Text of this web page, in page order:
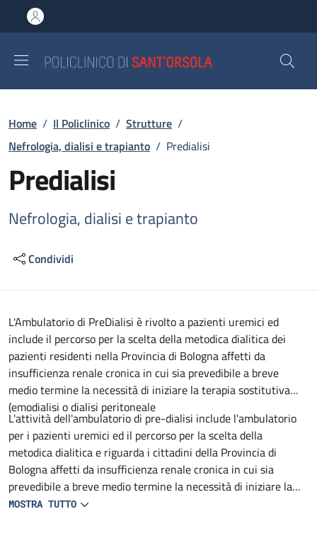
al contenuto principale
to footer content
Briciole di pane
Home / Il Policlinico / Strutture /
Nefrologia, dialisi e trapianto / Predialisi
Predialisi
Nefrologia, dialisi e trapianto
Condividi
Descrizione
L'Ambulatorio di PreDialisi è rivolto a pazienti uremici ed
include il percorso per la scelta della metodica dialitica dei
pazienti residenti nella Provincia di Bologna affetti da
insufficienza renale cronica in cui sia prevedibile a breve
medio termine la necessità di iniziare la terapia sostitutiva
(emodialisi o dialisi peritoneale
L'attività dell'ambulatorio di pre-dialisi include l'ambulatorio
per i pazienti uremici ed il percorso per la scelta della
metodica dialitica e riguarda i cittadini della Provincia di
Bologna affetti da insufficienza renale cronica in cui sia
prevedibile a breve medio termine la necessità di iniziare la
terapia sostitutiva (emodialisi o dialisi peritoneale).
MOSTRA TUTTO